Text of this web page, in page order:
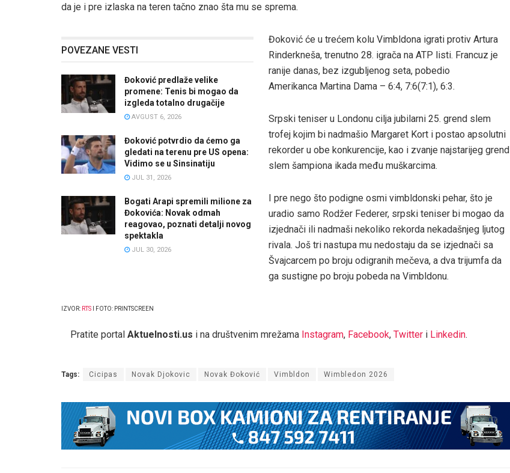
da je i pre izlaska na teren tačno znao šta mu se sprema.
POVEZANE VESTI
Đoković predlaže velike
promene: Tenis bi mogao da
izgleda totalno drugačije
AVGUST 6, 2026
Đoković potvrdio da ćemo ga
gledati na terenu pre US opena:
Vidimo se u Sinsinatiju
JUL 31, 2026
Bogati Arapi spremili milione za
Đokovića: Novak odmah
reagovao, poznati detalji novog
spektakla
JUL 30, 2026
Đoković će u trećem kolu Vimbldona igrati protiv Artura
Rinderkneša, trenutno 28. igrača na ATP listi. Francuz je
ranije danas, bez izgubljenog seta, pobedio
Amerikanca Martina Dama – 6:4, 7:6(7:1), 6:3.
Srpski teniser u Londonu cilja jubilarni 25. grend slem
trofej kojim bi nadmašio Margaret Kort i postao apsolutni
rekorder u obe konkurencije, kao i zvanje najstarijeg grend
slem šampiona ikada među muškarcima.
I pre nego što podigne osmi vimbldonski pehar, što je
uradio samo Rodžer Federer, srpski teniser bi mogao da
izjednači ili nadmaši nekoliko rekorda nekadašnjeg ljutog
rivala. Još tri nastupa mu nedostaju da se izjednači sa
Švajcarcem po broju odigranih mečeva, a dva trijumfa da
ga sustigne po broju pobeda na Vimbldonu.
IZVOR: RTS I FOTO: PRINTSCREEN
Pratite portal Aktuelnosti.us i na društvenim mrežama Instagram, Facebook, Twitter i Linkedin.
Tags: Cicipas Novak Djokovic Novak Đoković Vimbldon Wimbledon 2026